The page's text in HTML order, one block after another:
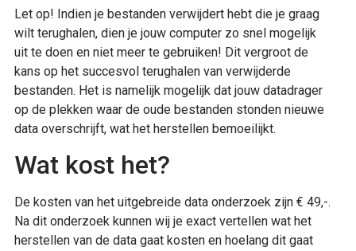
Let op! Indien je bestanden verwijdert hebt die je graag
wilt terughalen, dien je jouw computer zo snel mogelijk
uit te doen en niet meer te gebruiken! Dit vergroot de
kans op het succesvol terughalen van verwijderde
bestanden. Het is namelijk mogelijk dat jouw datadrager
op de plekken waar de oude bestanden stonden nieuwe
data overschrijft, wat het herstellen bemoeilijkt.
Wat kost het?
De kosten van het uitgebreide data onderzoek zijn € 49,-.
Na dit onderzoek kunnen wij je exact vertellen wat het
herstellen van de data gaat kosten en hoelang dit gaat